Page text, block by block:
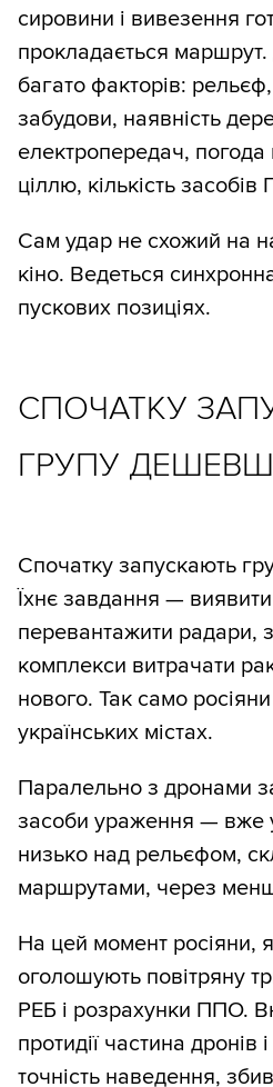
сировини і вивезення
прокладається
багато факторів:
забудови, наявність
електропередач,
ціллю, кількість
Сам удар не схожий на
кіно. Ведеться
пускових позиціях.
СПОЧАТКУ
ГРУПУ
Спочатку запускають
Їхнє завдання —
перевантажити радари,
комплекси витрачати
нового. Так само
українських містах.
Паралельно з дронами
засоби ураження — вже
низько над рельєфом,
маршрутами, через менш
На цей момент росіяни,
оголошують повітряну
РЕБ і розрахунки ППО.
протидії частина дронів
точність наведення,